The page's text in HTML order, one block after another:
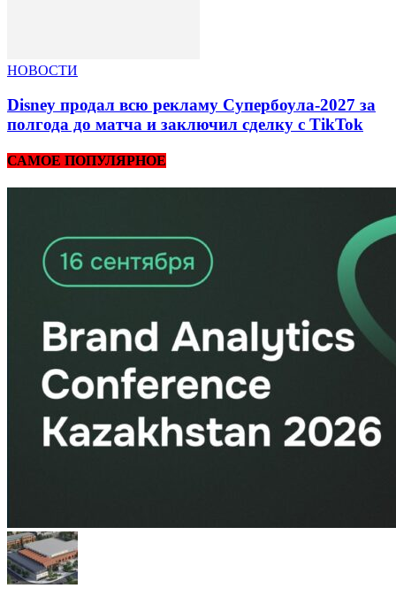
НОВОСТИ
Disney продал всю рекламу Супербоула-2027 за
полгода до матча и заключил сделку с TikTok
САМОЕ ПОПУЛЯРНОЕ